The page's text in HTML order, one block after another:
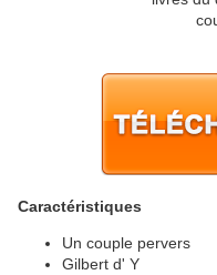
Caractéristiques
Un couple pervers
Gilbert d' Y